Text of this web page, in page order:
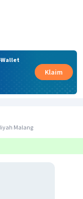
Wallet
Klaim
Malang